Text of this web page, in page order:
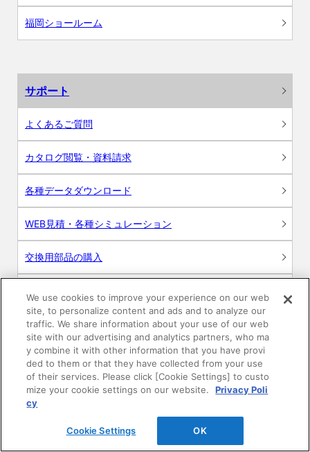
福岡ショールーム
サポート
よくあるご質問
カタログ閲覧・資料請求
各種データダウンロード
WEB見積・各種シミュレーション
交換用部品の購入
お問い合わせ
ログイン
建築・設計関係者様向けサイト
We use cookies to improve your experience on our web
site, to personalize content and ads and to analyze our
traffic. We share information about your use of our web
site with our advertising and analytics partners, who ma
y combine it with other information that you have provi
ded to them or that they have collected from your use
of their services. Please click [Cookie Settings] to custo
mize your cookie settings on our website.
Privacy Poli
cy
Cookie Settings OK